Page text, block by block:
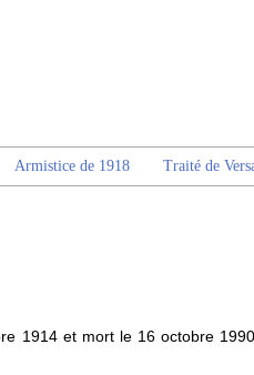
Armistice de 1918 Traité de
1914 et mort le 16 octobre